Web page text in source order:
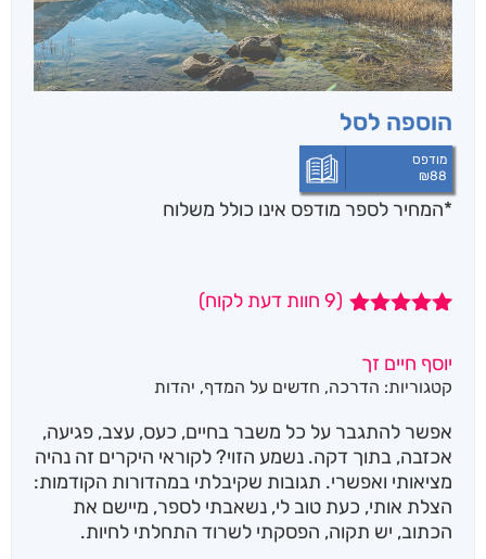
הוספה לסל
מודפס
₪88
*המחיר לספר מודפס אינו כולל משלוח
מבוסס על
דירוגים של
(
9 חוות דעת לקוח)
יוסף חיים זך
קטגוריות: הדרכה, חדשים על המדף, יהדות
אפשר להתגבר על כל משבר בחיים, כעס, עצב, פגיעה,
אכזבה, בתוך דקה. נשמע הזוי? לקוראי היקרים זה נהיה
מציאותי ואפשרי. תגובות שקיבלתי במהדורות הקודמות:
הצלת אותי, כעת טוב לי, נשאבתי לספר, מיישם את
הכתוב, יש תקוה, הפסקתי לשרוד התחלתי לחיות.